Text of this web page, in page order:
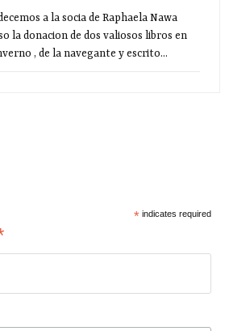
a la socia de Raphaela Nawa
la donacion de dos valiosos libros en
, de la navegante y escrito...
* indicates required